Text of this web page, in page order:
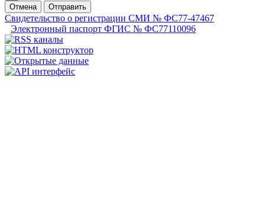
Отмена
Отправить
Свидетельство о регистрации СМИ № ФС77-47467
Электронный паспорт ФГИС № ФС77110096